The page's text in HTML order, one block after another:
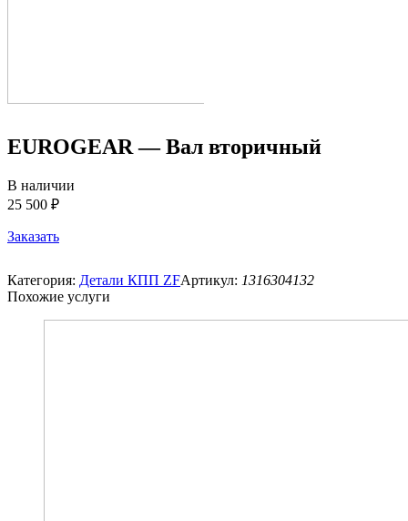
EUROGEAR — Вал вторичный
В наличии
25 500 ₽
Заказать
Категория: Детали КПП ZFАртикул: 1316304132
Похожие услуги